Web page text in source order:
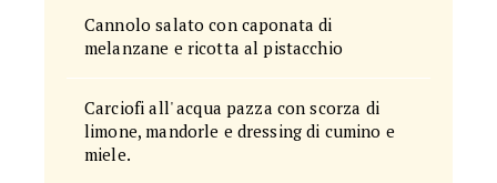
Cannolo salato con caponata di
melanzane e ricotta al pistacchio
Carciofi all' acqua pazza con scorza di
limone, mandorle e dressing di cumino e
miele.